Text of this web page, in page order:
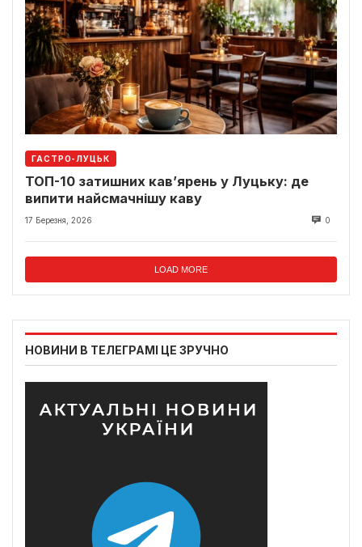
ГАСТРО-ЛУЦЬК
ТОП-10 затишних кав’ярень у Луцьку: де
випити найсмачнішу каву
17 Березня, 2026 0
LOAD MORE
НОВИНИ В ТЕЛЕГРАМІ ЦЕ ЗРУЧНО